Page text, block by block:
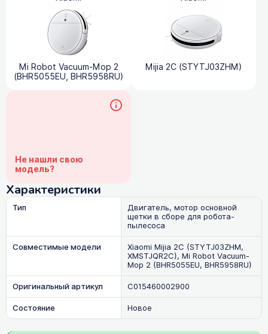
Mi Robot Vacuum-Mop 2
(BHR5055EU, BHR5958RU)
Mijia 2C (STYTJ03ZHM)
Не нашли свою
модель?
Характеристики
Тип Двигатель, мотор основной
щетки в сборе для робота-
пылесоса
Совместимые модели
Xiaomi Mijia 2C (STYTJ03ZHM,
XMSTJQR2C), Mi Robot Vacuum-
Mop 2 (BHR5055EU, BHR5958RU)
Оригинальный артикул
C015460002900
Состояние
Новое